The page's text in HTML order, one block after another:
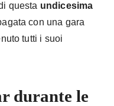
questa undicesima
con una gara
tutti i suoi
durante le